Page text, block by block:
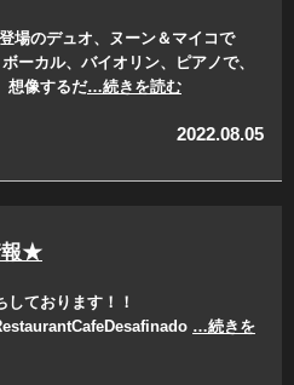
場のデュオ、ヌーン＆マイコで
ーカル、バイオリン、ピアノで、
想像するだ…続きを読む
2022.08.05
報★
しております！！
…続きを